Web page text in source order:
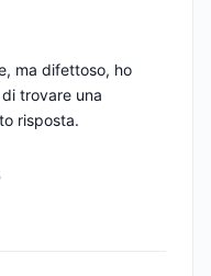
ma difettoso, ho
trovare una
risposta.